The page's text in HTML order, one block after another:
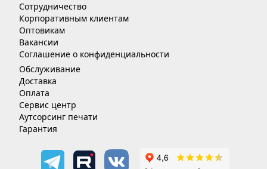
Сотрудничество
Корпоративным клиентам
Оптовикам
Вакансии
Соглашение о конфиденциальности
Обслуживание
Доставка
Оплата
Сервис центр
Аутсорсинг печати
Гарантия